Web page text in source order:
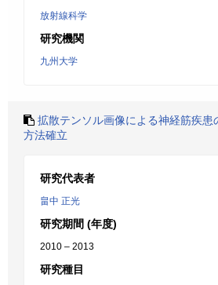
放射線科学
研究機関
九州大学
拡散テンソル画像による神経筋疾患
方法確立
研究代表者
畠中 正光
研究期間 (年度)
2010 – 2013
研究種目